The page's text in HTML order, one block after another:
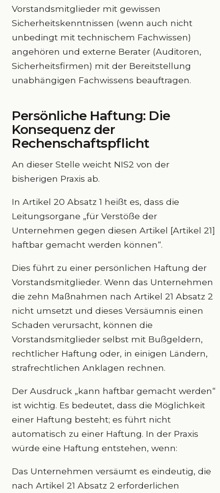
Vorstandsmitglieder mit gewissen
Sicherheitskenntnissen (wenn auch nicht
unbedingt mit technischem Fachwissen)
angehören und externe Berater (Auditoren,
Sicherheitsfirmen) mit der Bereitstellung
unabhängigen Fachwissens beauftragen.
Persönliche Haftung: Die
Konsequenz der
Rechenschaftspflicht
An dieser Stelle weicht NIS2 von der
bisherigen Praxis ab.
In Artikel 20 Absatz 1 heißt es, dass die
Leitungsorgane „für Verstöße der
Unternehmen gegen diesen Artikel [Artikel 21]
haftbar gemacht werden können“.
Dies führt zu einer persönlichen Haftung der
Vorstandsmitglieder. Wenn das Unternehmen
die zehn Maßnahmen nach Artikel 21 Absatz 2
nicht umsetzt und dieses Versäumnis einen
Schaden verursacht, können die
Vorstandsmitglieder selbst mit Bußgeldern,
rechtlicher Haftung oder, in einigen Ländern,
strafrechtlichen Anklagen rechnen.
Der Ausdruck „kann haftbar gemacht werden“
ist wichtig. Es bedeutet, dass die Möglichkeit
einer Haftung besteht; es führt nicht
automatisch zu einer Haftung. In der Praxis
würde eine Haftung entstehen, wenn:
Das Unternehmen versäumt es eindeutig, die
nach Artikel 21 Absatz 2 erforderlichen